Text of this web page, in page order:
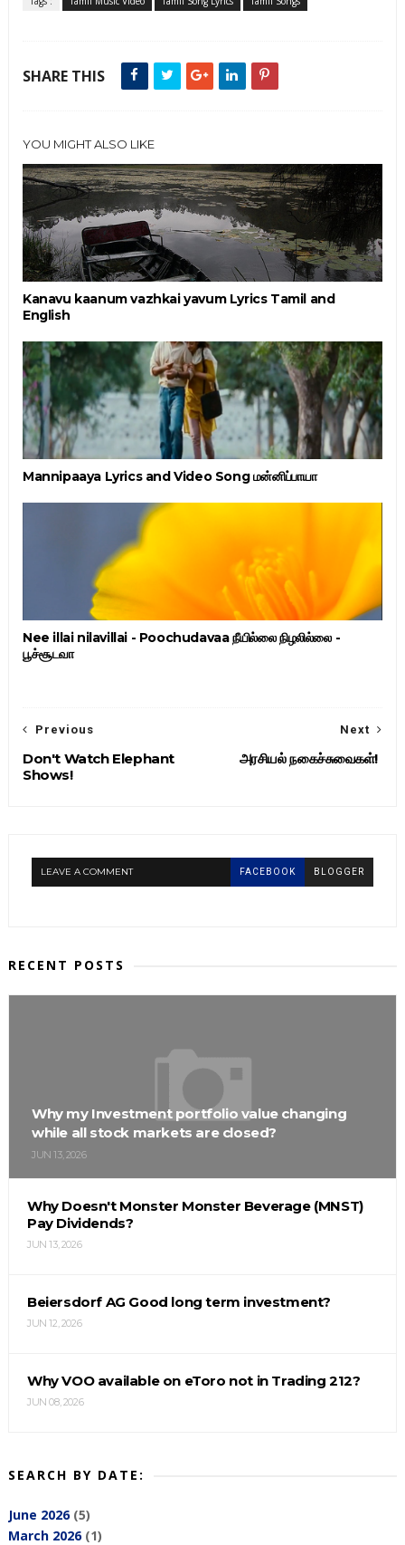
SHARE THIS
YOU MIGHT ALSO LIKE
Kanavu kaanum vazhkai yavum Lyrics Tamil and
English
Mannipaaya Lyrics and Video Song மன்னிப்பாயா
Nee illai nilavillai - Poochudavaa நீயில்லை நிழலில்லை -
பூச்சூடவா
Next
அரசியல் நகைச்சுவைகள்!
Previous
Don't Watch Elephant
Shows!
LEAVE A COMMENT FACEBOOK BLOGGER
RECENT POSTS
Why my Investment portfolio value changing
while all stock markets are closed?
JUN 13, 2026
Why Doesn't Monster Monster Beverage (MNST)
Pay Dividends?
JUN 13, 2026
Beiersdorf AG Good long term investment?
JUN 12, 2026
Why VOO available on eToro not in Trading 212?
JUN 08, 2026
SEARCH BY DATE:
June 2026(5)
March 2026(1)